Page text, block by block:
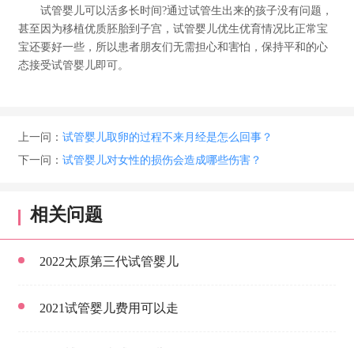
试管婴儿可以活多长时间?通过试管生出来的孩子没有问题，
甚至因为移植优质胚胎到子宫，试管婴儿优生优育情况比正常宝
宝还要好一些，所以患者朋友们无需担心和害怕，保持平和的心
态接受试管婴儿即可。
上一问： 试管婴儿取卵的过程不来月经是怎么回事？
下一问： 试管婴儿对女性的损伤会造成哪些伤害？
相关问题
2022太原第三代试管婴儿
2021试管婴儿费用可以走